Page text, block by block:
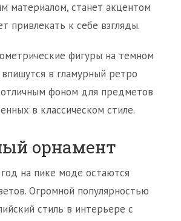
материалом, станет акцентом
привлекать к себе взгляды.
фигуры на темном
в гламурный ретро
отличным фоном для предметов
в классическом стиле.
орнамент
на пике моде остаются
Огромной популярностью
стиль в интерьере с